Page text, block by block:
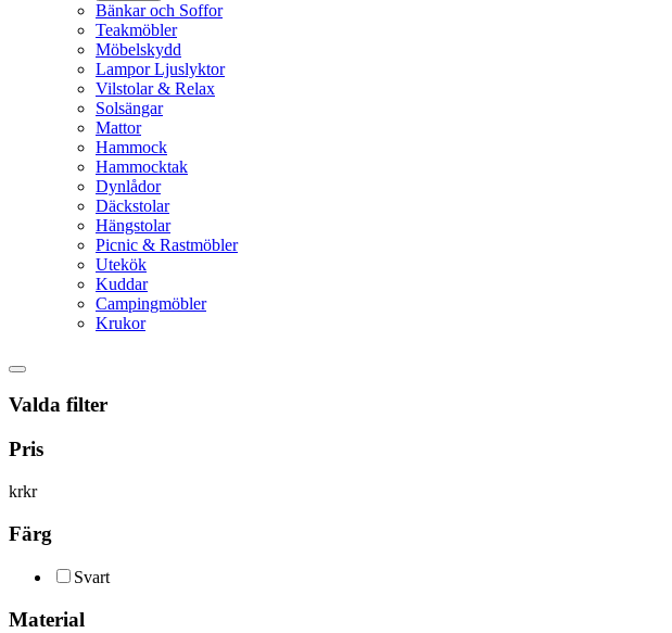
Bänkar och Soffor
Teakmöbler
Möbelskydd
Lampor Ljuslyktor
Vilstolar & Relax
Solsängar
Mattor
Hammock
Hammocktak
Dynlådor
Däckstolar
Hängstolar
Picnic & Rastmöbler
Utekök
Kuddar
Campingmöbler
Krukor
Valda filter
Pris
krkr
Färg
Svart
Material